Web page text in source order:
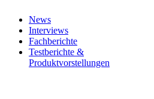
News
Interviews
Fachberichte
Testberichte &
Produktvorstellungen